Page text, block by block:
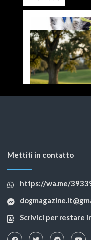
Mettiti in contatto
https://wa.me/
Scrivici per restare